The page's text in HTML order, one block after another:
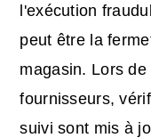
l'exécution
peut être la
magasin. Lors
fournisseurs,
suivi sont mis à